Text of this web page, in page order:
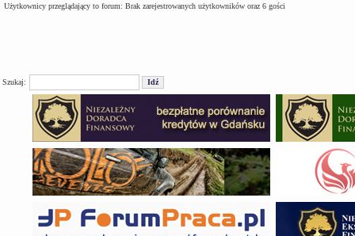
Użytkownicy przeglądający to forum: Brak zarejestrowanych użytkowników oraz 6 gości
Szukaj: